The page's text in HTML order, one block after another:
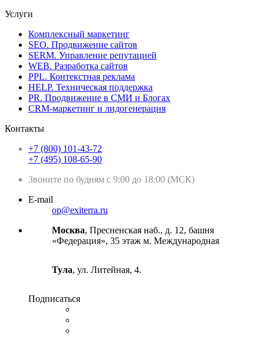
Услуги
Комплексный маркетинг
SEO. Продвижение сайтов
SERM. Управление репутацией
WEB. Разработка сайтов
PPL. Контекстная реклама
HELP. Техническая поддержка
PR. Продвижение в СМИ и Блогах
CRM-маркетинг и лидогенерация
Контакты
+7 (800) 101-43-72
+7 (495) 108-65-90
Звоните по будням с 9:00 до 18:00 (МСК)
E-mail
op@exiterra.ru
Москва, Пресненская наб., д. 12, башня
«Федерация», 35 этаж м. Международная
Тула, ул. Литейная, 4.
Подписаться